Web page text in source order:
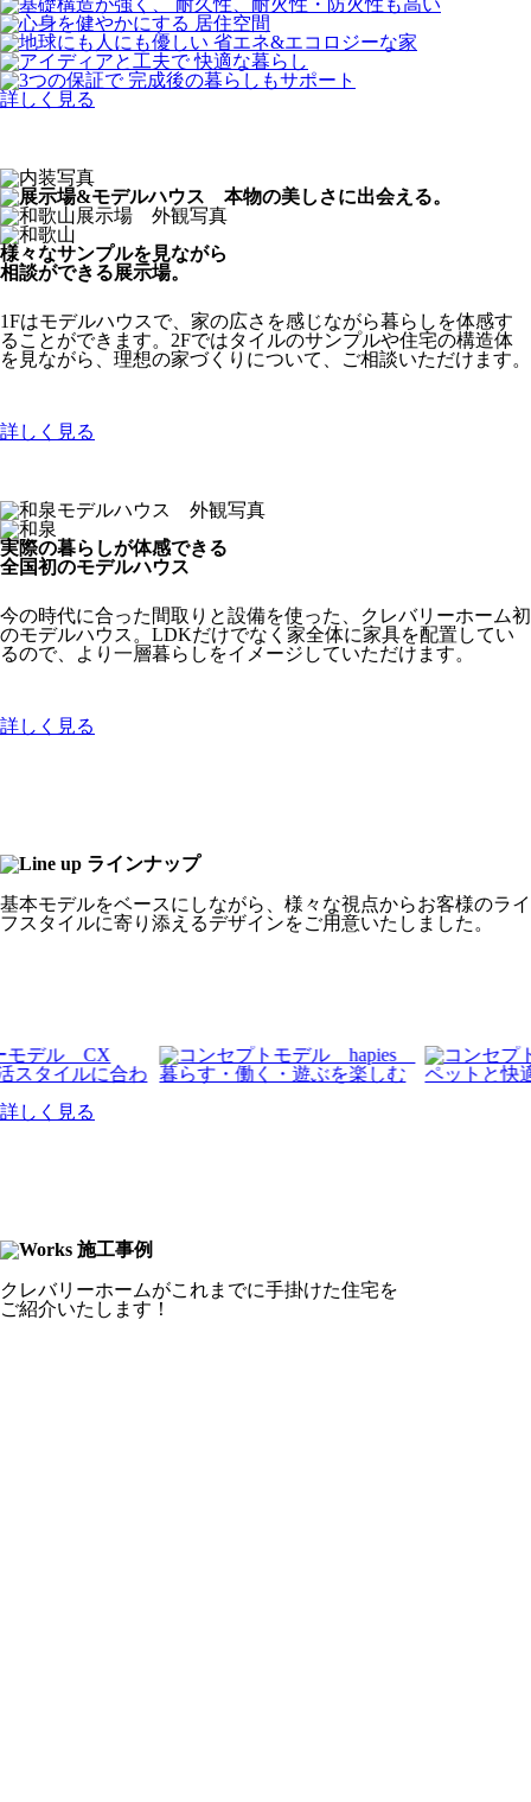
詳しく見る
様々なサンプルを見ながら
相談ができる展示場。
1Fはモデルハウスで、家の広さを感じながら暮らしを体感す
ることができます。2Fではタイルのサンプルや住宅の構造体
を見ながら、理想の家づくりについて、ご相談いただけます。
詳しく見る
実際の暮らしが体感できる
全国初のモデルハウス
今の時代に合った間取りと設備を使った、クレバリーホーム初
のモデルハウス。LDKだけでなく家全体に家具を配置してい
るので、より一層暮らしをイメージしていただけます。
詳しく見る
基本モデルをベースにしながら、様々な視点からお客様のライ
フスタイルに寄り添えるデザインをご用意いたしました。
詳しく見る
クレバリーホームがこれまでに手掛けた住宅を
ご紹介いたします！